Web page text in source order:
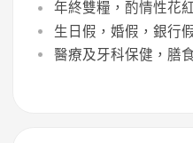
年終雙糧，酌情性花
生日假，婚假，銀行
醫療及牙科保健，膳